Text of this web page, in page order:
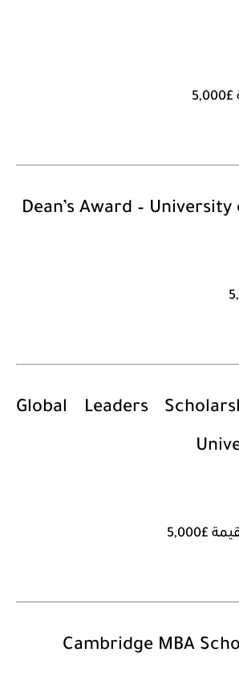
Dean’s Award –
Global Leaders
£5,000
Cambridge MBA